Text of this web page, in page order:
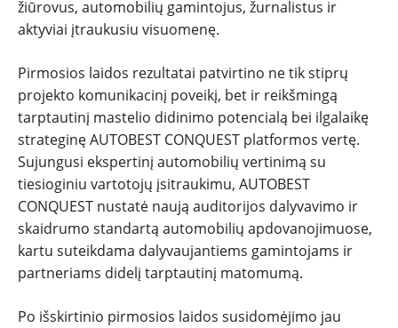
žiūrovus, automobilių gamintojus, žurnalistus ir
aktyviai įtraukusiu visuomenę.
Pirmosios laidos rezultatai patvirtino ne tik stiprų
projekto komunikacinį poveikį, bet ir reikšmingą
tarptautinį mastelio didinimo potencialą bei ilgalaikę
strateginę AUTOBEST CONQUEST platformos vertę.
Sujungusi ekspertinį automobilių vertinimą su
tiesioginiu vartotojų įsitraukimu, AUTOBEST
CONQUEST nustatė naują auditorijos dalyvavimo ir
skaidrumo standartą automobilių apdovanojimuose,
kartu suteikdama dalyvaujantiems gamintojams ir
partneriams didelį tarptautinį matomumą.
Po išskirtinio pirmosios laidos susidomėjimo jau